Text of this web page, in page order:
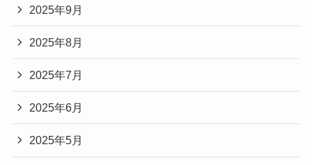
2025年9月
2025年8月
2025年7月
2025年6月
2025年5月